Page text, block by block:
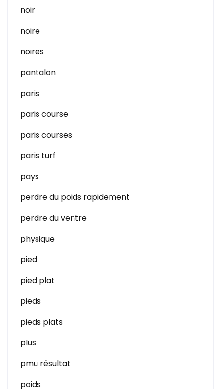
noir
noire
noires
pantalon
paris
paris course
paris courses
paris turf
pays
perdre du poids rapidement
perdre du ventre
physique
pied
pied plat
pieds
pieds plats
plus
pmu résultat
poids